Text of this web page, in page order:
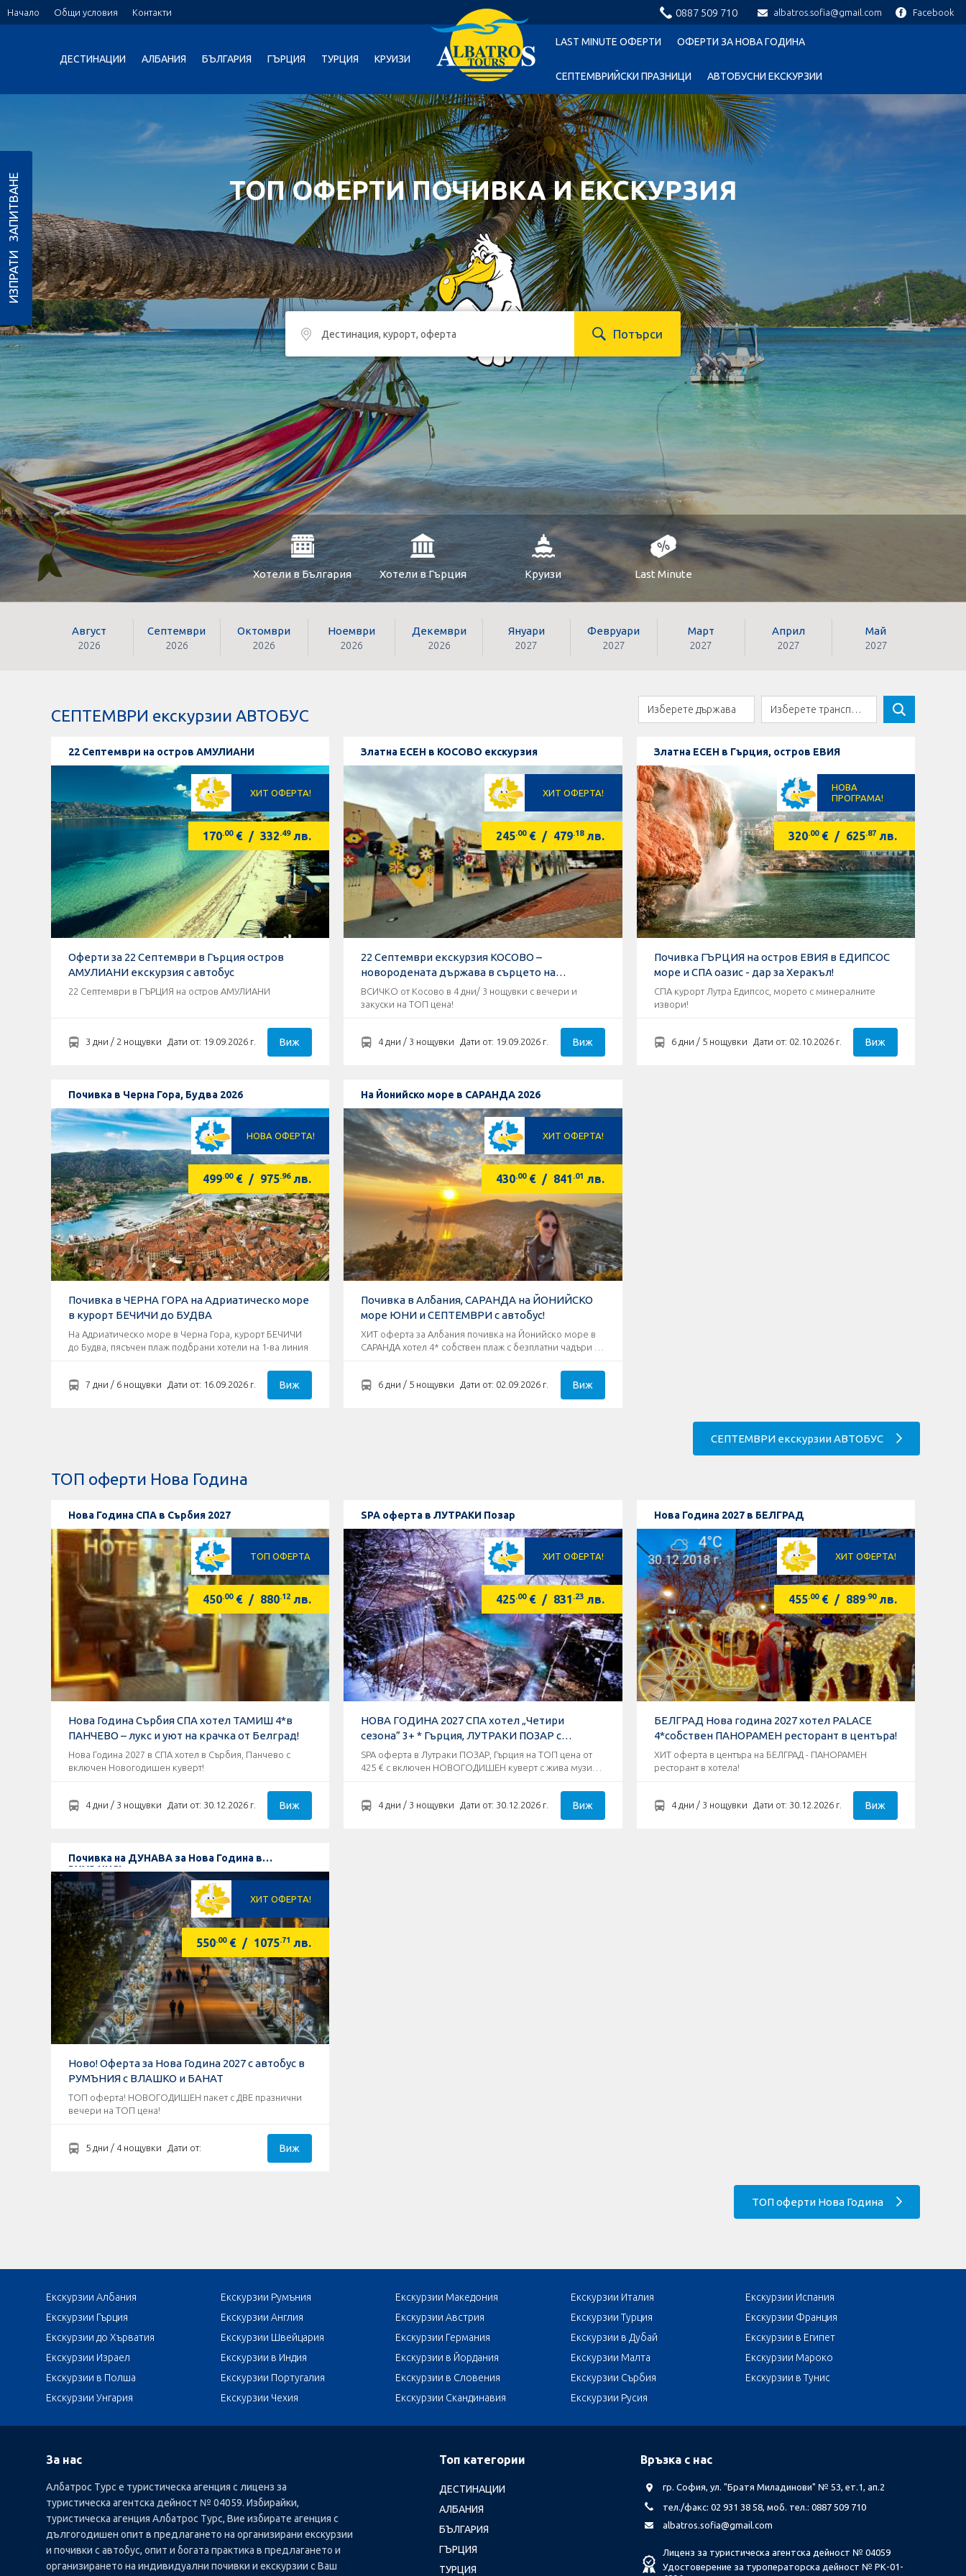
Начало Общи условия Контакти 0887 509 710 albatros.sofia@gmail.com Facebook
ДЕСТИНАЦИИ АЛБАНИЯ БЪЛГАРИЯ ГЪРЦИЯ ТУРЦИЯ КРУИЗИ
LAST MINUTE ОФЕРТИ ОФЕРТИ ЗА НОВА ГОДИНА
СЕПТЕМВРИЙСКИ ПРАЗНИЦИ АВТОБУСНИ ЕКСКУРЗИИ
ТОП ОФЕРТИ ПОЧИВКА И ЕКСКУРЗИЯ
Потърси
Хотели в България Хотели в Гърция Круизи Last Minute
Август
2026
Септември
2026
Октомври
2026
Ноември
2026
Декември
2026
Януари
2027
Февруари
2027
Март
2027
Април
2027
Май
2027
СЕПТЕМВРИ екскурзии АВТОБУС
22 Септември на остров АМУЛИАНИ
ХИТ ОФЕРТА!
170.00 € / 332.49 лв.
Оферти за 22 Септември в Гърция остров
АМУЛИАНИ екскурзия с автобус
22 Септември в ГЪРЦИЯ на остров АМУЛИАНИ
3 дни / 2 нощувки Дати от: 19.09.2026 г. Виж
Златна ЕСЕН в КОСОВО екскурзия
ХИТ ОФЕРТА!
245.00 € / 479.18 лв.
22 Септември екскурзия КОСОВО –
новородената държава в сърцето на
ДАРДАНИЯ !
ВСИЧКО от Косово в 4 дни/ 3 нощувки с вечери и
закуски на ТОП цена!
4 дни / 3 нощувки Дати от: 19.09.2026 г. Виж
Златна ЕСЕН в Гърция, остров ЕВИЯ
НОВА
ПРОГРАМА!
320.00 € / 625.87 лв.
Почивка ГЪРЦИЯ на остров ЕВИЯ в ЕДИПСОС
море и СПА оазис - дар за Херакъл!
СПА курорт Лутра Едипсос, морето с минералните
извори!
6 дни / 5 нощувки Дати от: 02.10.2026 г. Виж
Почивка в Черна Гора, Будва 2026
НОВА ОФЕРТА!
499.00 € / 975.96 лв.
Почивка в ЧЕРНА ГОРА на Адриатическо море
в курорт БЕЧИЧИ до БУДВА
На Адриатическо море в Черна Гора, курорт БЕЧИЧИ
до Будва, пясъчен плаж подбрани хотели на 1-ва линия
7 дни / 6 нощувки Дати от: 16.09.2026 г. Виж
На Йонийско море в САРАНДА 2026
ХИТ ОФЕРТА!
430.00 € / 841 .01 лв.
Почивка в Албания, САРАНДА на ЙОНИЙСКО
море ЮНИ и СЕПТЕМВРИ с автобус!
ХИТ оферта за Албания почивка на Йонийско море в
САРАНДА хотел 4* собствен плаж с безплатни чадъри и
6 дни / 5 нощувки Дати от: 02.09.2026 г. Виж
СЕПТЕМВРИ екскурзии АВТОБУС
ТОП оферти Нова Година
Нова Година СПА в Сърбия 2027
ТОП ОФЕРТА
450.00 € / 880.12 лв.
Нова Година Сърбия СПА хотел ТАМИШ 4*в
ПАНЧЕВО – лукс и уют на крачка от Белград!
Нова Година 2027 в СПА хотел в Сърбия, Панчево с
включен Новогодишен куверт!
4 дни / 3 нощувки Дати от: 30.12.2026 г. Виж
SPA оферта в ЛУТРАКИ Позар
ХИТ ОФЕРТА!
425.00 € / 831 .23 лв.
НОВА ГОДИНА 2027 СПА хотел „Четири
сезона” 3+ * Гърция, ЛУТРАКИ ПОЗАР с
КАСТОРИЯ
SPA оферта в Лутраки ПОЗАР, Гърция на ТОП цена от
425 € с включен НОВОГОДИШЕН куверт с жива музика
4 дни / 3 нощувки Дати от: 30.12.2026 г. Виж
Нова Година 2027 в БЕЛГРАД
ХИТ ОФЕРТА!
455.00 € / 889.90 лв.
БЕЛГРАД Нова година 2027 хотел PALACE
4*собствен ПАНОРАМЕН ресторант в центъра!
ХИТ оферта в центъра на БЕЛГРАД - ПАНОРАМЕН
ресторант в хотела!
4 дни / 3 нощувки Дати от: 30.12.2026 г. Виж
Почивка на ДУНАВА за Нова Година в
РУМЪНИЯ!
ХИТ ОФЕРТА!
550 .00 € / 1075 .71 лв.
Ново! Оферта за Нова Година 2027 с автобус в
РУМЪНИЯ с ВЛАШКО и БАНАТ
ТОП оферта! НОВОГОДИШЕН пакет с ДВЕ празнични
вечери на ТОП цена!
5 дни / 4 нощувки Дати от: Виж
ТОП оферти Нова Година
Екскурзии Албания Екскурзии Румъния Екскурзии Македония Екскурзии Италия
Екскурзии Испания
Екскурзии Гърция
Екскурзии Англия Екскурзии Австрия Екскурзии Турция
Екскурзии Франция
Екскурзии до Хърватия
Екскурзии Швейцария Екскурзии Германия Екскурзии в Дубай
Екскурзии в Египет
Екскурзии Израел
Екскурзии в Индия Екскурзии в Йордания Екскурзии Малта
Екскурзии Мароко
Екскурзии в Полша
Екскурзии Португалия Екскурзии в Словения Екскурзии Сърбия
Екскурзии в Тунис
Екскурзии Унгария
Екскурзии Чехия Екскурзии Скандинавия Екскурзии Русия
За нас
Албатрос Турс е туристическа агенция с лиценз за
туристическа агентска дейност № 04059. Избирайки,
туристическа агенция Албатрос Турс, Вие избирате агенция с
дългогодишен опит в предлагането на организирани екскурзии
и почивки с автобус, опит и богата практика в предлагането и
организирането на индивидуални почивки и екскурзии с Ваш
Топ категории
ДЕСТИНАЦИИ
АЛБАНИЯ
БЪЛГАРИЯ
ГЪРЦИЯ
ТУРЦИЯ
Връзка с нас
гр. София, ул. "Братя Миладинови" № 53, ет.1, ап.2
тел./факс: 02 931 38 58, моб. тел.: 0887 509 710
albatros.sofia@gmail.com
Лиценз за туристическа агентска дейност № 04059
Удостоверение за туроператорска дейност № РК-01-
ИЗПРАТИ ЗАПИТВАНЕ